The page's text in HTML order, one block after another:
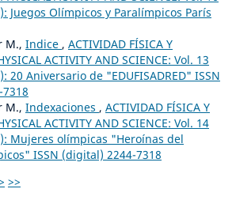
Juegos Olímpicos y Paralímpicos París
M., Indice , ACTIVIDAD FÍSICA Y
ACTIVITY AND SCIENCE: Vol. 13
20 Aniversario de "EDUFISADRED" ISSN
M., Indexaciones , ACTIVIDAD FÍSICA Y
ACTIVITY AND SCIENCE: Vol. 14
Mujeres olímpicas "Heroínas del
ISSN (digital) 2244-7318
>>